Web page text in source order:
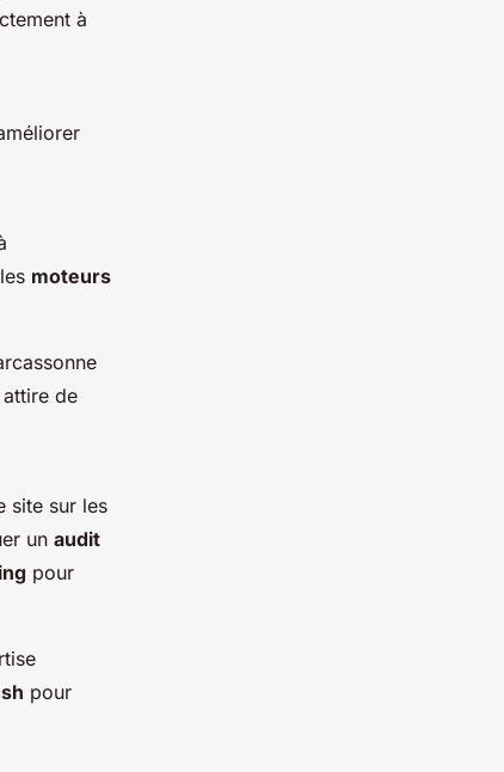
à
moteurs
de
site sur les
un audit
pour
pour